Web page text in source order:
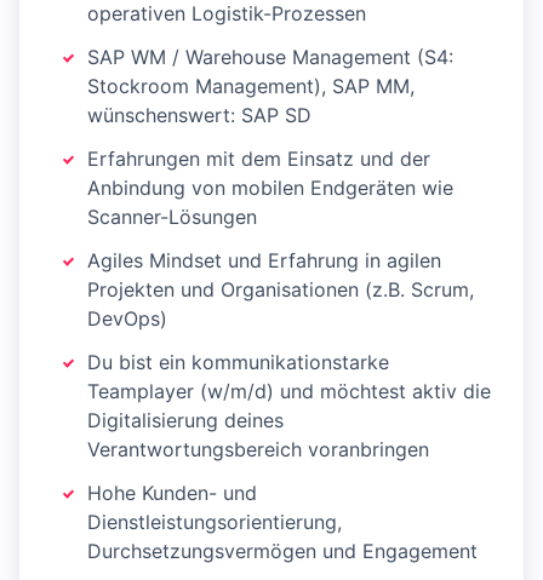
operativen Logistik-Prozessen
SAP WM / Warehouse Management (S4:
Stockroom Management), SAP MM,
wünschenswert: SAP SD
Erfahrungen mit dem Einsatz und der
Anbindung von mobilen Endgeräten wie
Scanner-Lösungen
Agiles Mindset und Erfahrung in agilen
Projekten und Organisationen (z.B. Scrum,
DevOps)
Du bist ein kommunikationstarke
Teamplayer (w/m/d) und möchtest aktiv die
Digitalisierung deines
Verantwortungsbereich voranbringen
Hohe Kunden- und
Dienstleistungsorientierung,
Durchsetzungsvermögen und Engagement